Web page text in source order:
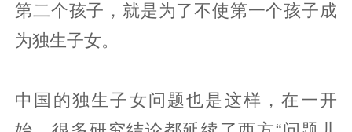
第二个孩子，就是为了不使第一个孩子成
为独生子女。
中国的独生子女问题也是这样，在一开